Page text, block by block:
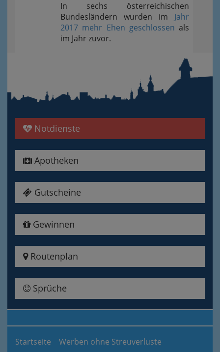
In sechs österreichischen
Bundesländern wurden im Jahr
2017 mehr Ehen geschlossen als
im Jahr zuvor.
Notdienste
Apotheken
Gutscheine
Gewinnen
Routenplan
Sprüche
Startseite Werben ohne Streuverluste